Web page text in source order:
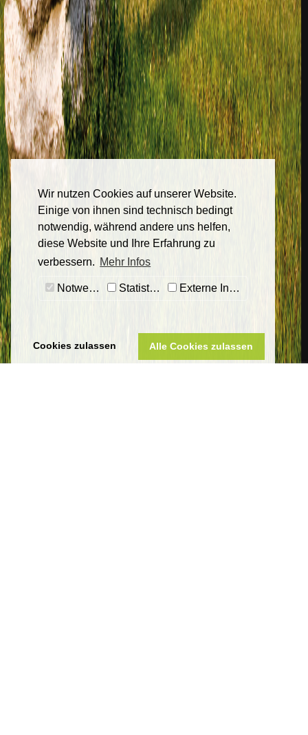
Wir nutzen Cookies auf unserer Website.
Einige von ihnen sind technisch bedingt
notwendig, während andere uns helfen,
diese Website und Ihre Erfahrung zu
verbessern. Mehr Infos
Notwendig Statistiken Externe Inhalte
Cookies zulassen Alle Cookies zulassen